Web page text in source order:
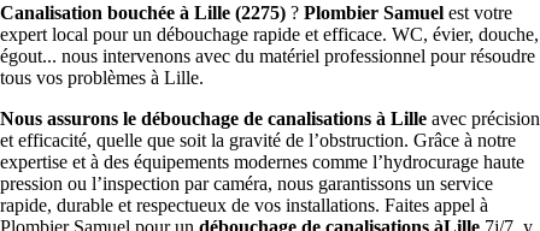
Canalisation bouchée à Lille (2275) ? Plombier Samuel est votre
expert local pour un débouchage rapide et efficace. WC, évier, douche,
égout... nous intervenons avec du matériel professionnel pour résoudre
tous vos problèmes à Lille.
Nous assurons le débouchage de canalisations à Lille avec précision
et efficacité, quelle que soit la gravité de l’obstruction. Grâce à notre
expertise et à des équipements modernes comme l’hydrocurage haute
pression ou l’inspection par caméra, nous garantissons un service
rapide, durable et respectueux de vos installations. Faites appel à
Plombier Samuel pour un débouchage de canalisations àLille 7j/7, y